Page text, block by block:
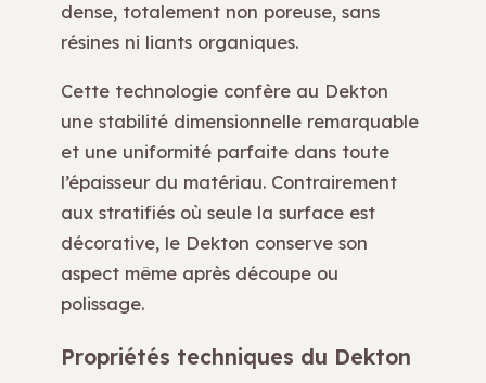
dense, totalement non poreuse, sans
résines ni liants organiques.
Cette technologie confère au Dekton
une stabilité dimensionnelle remarquable
et une uniformité parfaite dans toute
l’épaisseur du matériau. Contrairement
aux stratifiés où seule la surface est
décorative, le Dekton conserve son
aspect même après découpe ou
polissage.
Propriétés techniques du Dekton